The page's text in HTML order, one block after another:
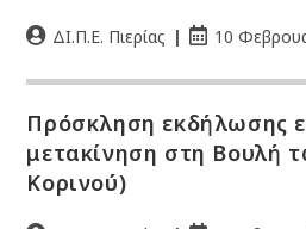
ΔΙ.Π.Ε. Πιερίας 10
Πρόσκληση εκδήλωσης
μετακίνηση στη Βουλή
Κορινού)